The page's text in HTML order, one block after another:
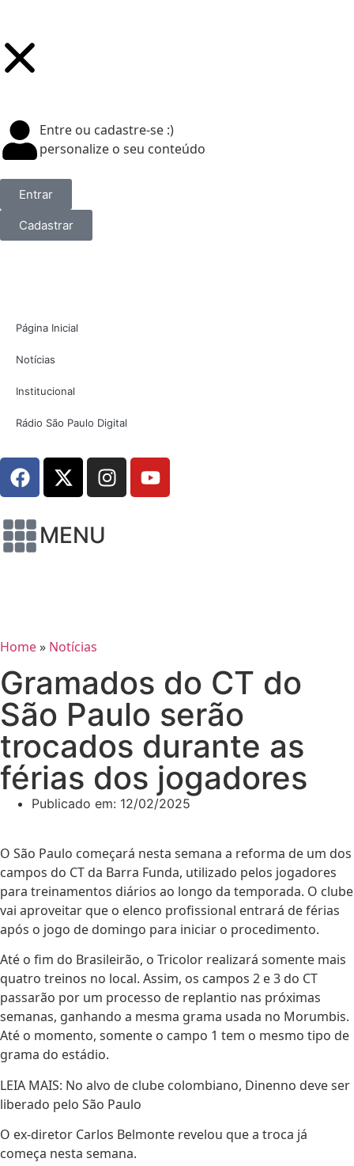
Entre ou cadastre-se :)
personalize o seu conteúdo
Entrar
Cadastrar
Página Inicial
Notícias
Institucional
Rádio São Paulo Digital
MENU
Home» Notícias
Gramados do CT do
São Paulo serão
trocados durante as
férias dos jogadores
Publicado em: 12/02/2025
O São Paulo começará nesta semana a reforma de um dos
campos do CT da Barra Funda, utilizado pelos jogadores
para treinamentos diários ao longo da temporada. O clube
vai aproveitar que o elenco profissional entrará de férias
após o jogo de domingo para iniciar o procedimento.
Até o fim do Brasileirão, o Tricolor realizará somente mais
quatro treinos no local. Assim, os campos 2 e 3 do CT
passarão por um processo de replantio nas próximas
semanas, ganhando a mesma grama usada no Morumbis.
Até o momento, somente o campo 1 tem o mesmo tipo de
grama do estádio.
LEIA MAIS: No alvo de clube colombiano, Dinenno deve ser
liberado pelo São Paulo
O ex-diretor Carlos Belmonte revelou que a troca já
começa nesta semana.